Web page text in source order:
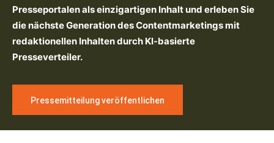
Presseportalen als einzigartigen Inhalt und erleben Sie
die nächste Generation des Contentmarketings mit
redaktionellen Inhalten durch KI-basierte
Presseverteiler.
Pressemitteilung veröffentlichen